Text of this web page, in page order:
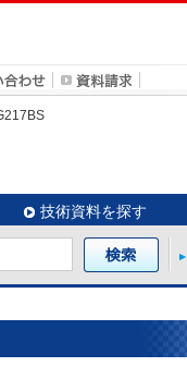
技術資料を探す